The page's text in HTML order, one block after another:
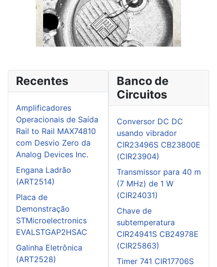
Recentes
Amplificadores
Operacionais de Saída
Rail to Rail MAX74810
com Desvio Zero da
Analog Devices Inc.
Engana Ladrão
(ART2514)
Placa de
Demonstração
STMicroelectronics
EVALSTGAP2HSAC
Galinha Eletrônica
(ART2528)
Banco de
Circuitos
Conversor DC DC
usando vibrador
CIR23496S CB23800E
(CIR23904)
Transmissor para 40 m
(7 MHz) de 1 W
(CIR24031)
Chave de
subtemperatura
CIR24941S CB24978E
(CIR25863)
Timer 741 CIR17706S